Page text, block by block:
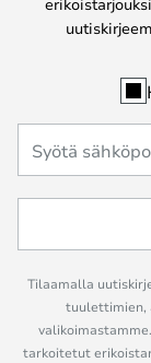
Tilaamalla
tuulettimien,
tarkoitetut